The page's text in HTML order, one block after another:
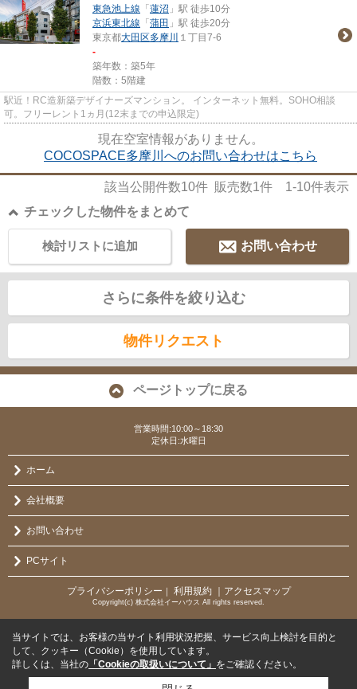
東急池上線 「 蓮沼 」駅 徒歩10分
京浜東北線 「 蒲田 」駅 徒歩20分
東京都大田区多摩川 １丁目7-6
-
築年数：築5年
階数：5階建
駅近！RC造新築デザイナーズマンション。 インターネット無料。SOHO相談
可。フリーレント1ヵ月(12末までの申込限定)
現在空室情報がありません。
COCOSPACE多摩川へのお問い合わせはこちら
該当公開件数10件 販売数1件 1-10件表示
チェックした物件をまとめて
お問い合わせ
検討リストに追加
さらに条件を絞り込む
物件リクエスト
ページトップに戻る
営業時間:10:00～18:30
定休日:水曜日
ホーム
会社概要
お問い合わせ
PCサイト
プライバシーポリシー ｜ 利用規約 ｜アクセスマップ
Copyright(c) 株式会社イーハウス All rights reserved.
当サイトでは、お客様の当サイト利用状況把握、サービス向上検討を目的と
して、クッキー（Cookie）を使用しています。
詳しくは、当社の 「Cookieの取扱いについて」 をご確認ください。